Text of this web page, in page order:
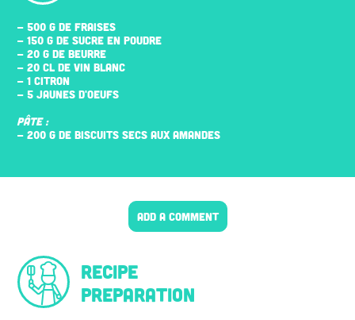
- 500 G DE FRAISES
- 150 G DE SUCRE EN POUDRE
- 20 G DE BEURRE
- 20 CL DE VIN BLANC
- 1 CITRON
- 5 JAUNES D'ŒUFS
PÂTE :
- 200 G DE BISCUITS SECS AUX AMANDES
ADD A COMMENT
Recipe
preparation